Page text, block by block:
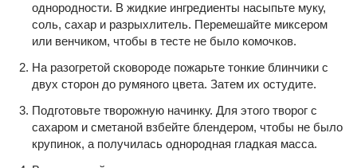
однородности. В жидкие ингредиенты насыпьте муку,
соль, сахар и разрыхлитель. Перемешайте миксером
или венчиком, чтобы в тесте не было комочков.
На разогретой сковороде пожарьте тонкие блинчики с
двух сторон до румяного цвета. Затем их остудите.
Подготовьте творожную начинку. Для этого творог с
сахаром и сметаной взбейте блендером, чтобы не было
крупинок, а получилась однородная гладкая масса.